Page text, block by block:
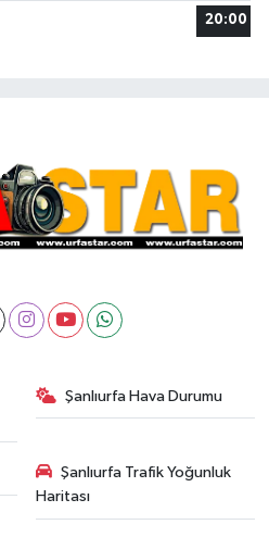
20:00
Şanlıurfa Hava Durumu
Şanlıurfa Trafik Yoğunluk
Haritası